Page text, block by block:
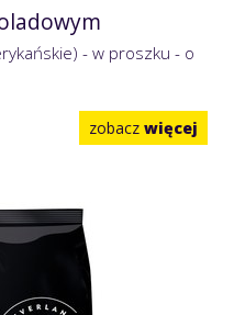
- w proszku - o
zobacz więcej